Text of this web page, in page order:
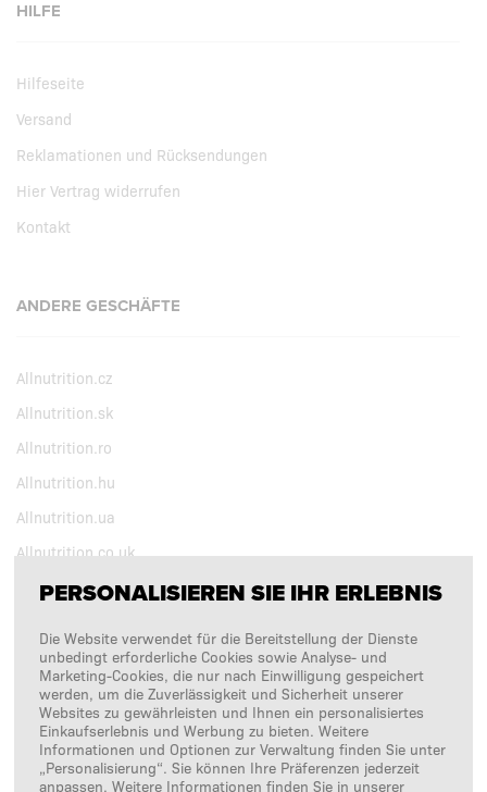
HILFE
Hilfeseite
Versand
Reklamationen und Rücksendungen
Hier Vertrag widerrufen
Kontakt
ANDERE GESCHÄFTE
Allnutrition.cz
Allnutrition.sk
Allnutrition.ro
Allnutrition.hu
Allnutrition.ua
Allnutrition.co.uk
BEOBACHTEN SIE UNS
Copyright © 2026SFD S. A.
ZAHLUNGSABWICKLUNG DURCH
PERSONALISIEREN SIE IHR ERLEBNIS
Die Website verwendet für die Bereitstellung der Dienste
unbedingt erforderliche Cookies sowie Analyse- und
Marketing-Cookies, die nur nach Einwilligung gespeichert
werden, um die Zuverlässigkeit und Sicherheit unserer
Websites zu gewährleisten und Ihnen ein personalisiertes
Einkaufserlebnis und Werbung zu bieten. Weitere
Informationen und Optionen zur Verwaltung finden Sie unter
„Personalisierung“. Sie können Ihre Präferenzen jederzeit
anpassen. Weitere Informationen finden Sie in unserer